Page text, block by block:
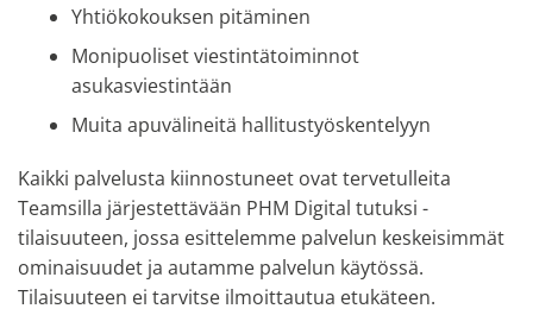
Yhtiökokouksen pitäminen
Monipuoliset viestintätoiminnot
asukasviestintään
Muita apuvälineitä hallitustyöskentelyyn
Kaikki palvelusta kiinnostuneet ovat tervetulleita
Teamsilla järjestettävään PHM Digital tutuksi -
tilaisuuteen, jossa esittelemme palvelun keskeisimmät
ominaisuudet ja autamme palvelun käytössä.
Tilaisuuteen ei tarvitse ilmoittautua etukäteen.